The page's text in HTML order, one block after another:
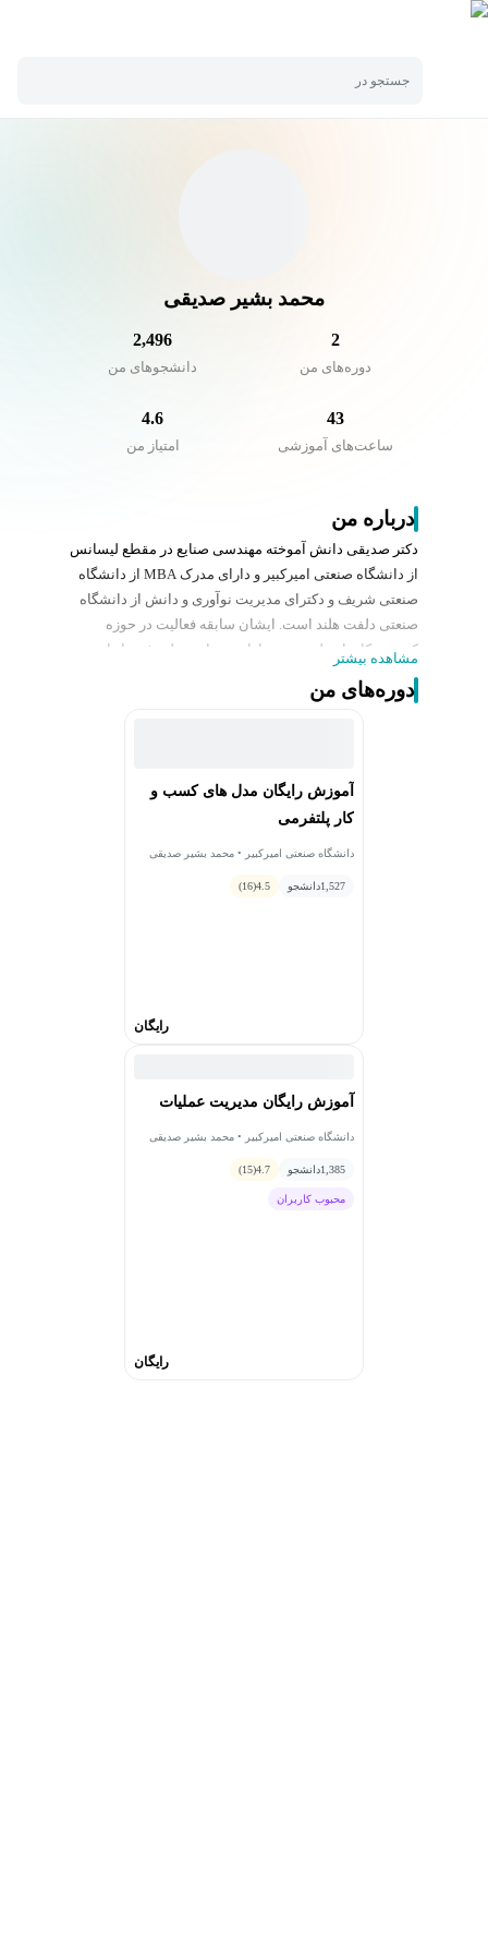
جستجو در
محمد بشیر صدیقی
2
دوره‌های من
2,496
دانشجو‌های من
43
ساعت‌های آموزشی
4.6
امتیاز من
درباره من
دکتر صدیقی دانش آموخته مهندسی صنایع در مقطع لیسانس
از دانشگاه صنعتی امیرکبیر و دارای مدرک MBA از دانشگاه
صنعتی شریف و دکترای مدیریت نوآوری و دانش از دانشگاه
صنعتی دلفت هلند است. ایشان سابقه فعالیت در حوزه
کسب و کارهای پلتفرمی و بازار سرمایه خطر پذیر را دارد.
حوزه‌های تخصصی مدل‌های کسب‌وکار پلتفرمی، نوآوری،
اقتصاد اشتراکی، اقتصاد دیجیتال، مالی کارآفرینی و
مشاهده بیشتر
دوره‌های من
آموزش رایگان مدل های کسب‌ و‌
کار پلتفرمی
دانشگاه صنعتی امیرکبیر • محمد بشیر صدیقی
1,527دانشجو 4.5
(16)
رایگان
آموزش رایگان مدیریت عملیات
دانشگاه صنعتی امیرکبیر • محمد بشیر صدیقی
1,385دانشجو 4.7
(15)
محبوب کاربران
رایگان